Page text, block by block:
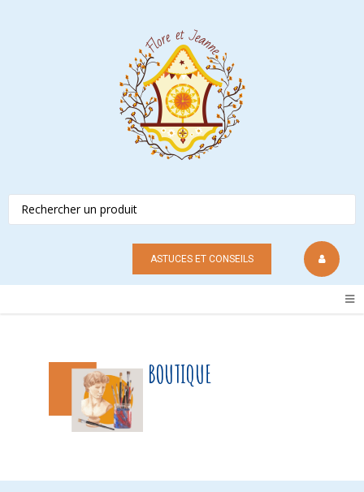
ASTUCES ET CONSEILS
BOUTIQUE